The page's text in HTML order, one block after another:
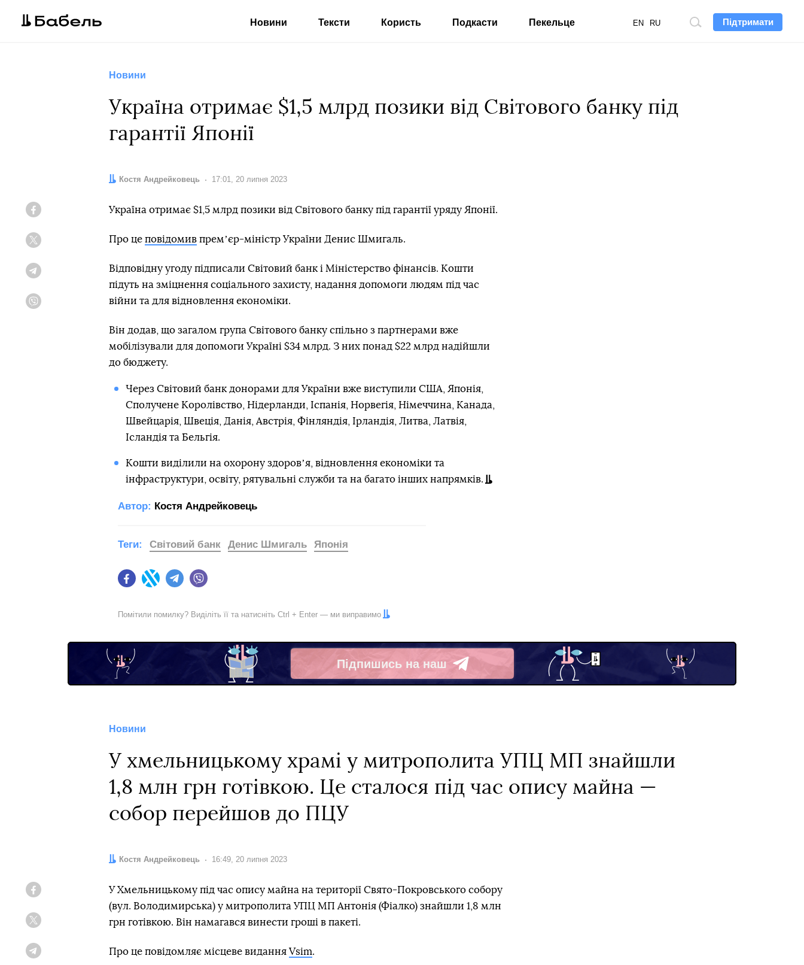
Підтримати
Пошук
EN RU
Новини Тексти Користь Подкасти Пекельце
Новини
Україна отримає $1,5 млрд позики від Світового банку під
гарантії Японії
Автор:
Костя Андрейковець Дата:
17:01, 20 липня 2023
Україна отримає $1,5 млрд позики від Світового банку під гарантії уряду Японії.
Про це повідомив премʼєр-міністр України Денис Шмигаль.
Відповідну угоду підписали Світовий банк і Міністерство фінансів. Кошти
підуть на зміцнення соціального захисту, надання допомоги людям під час
війни та для відновлення економіки.
Він додав, що загалом група Світового банку спільно з партнерами вже
мобілізували для допомоги Україні $34 млрд. З них понад $22 млрд надійшли
до бюджету.
Через Світовий банк донорами для України вже виступили США, Японія,
Сполучене Королівство, Нідерланди, Іспанія, Норвегія, Німеччина, Канада,
Швейцарія, Швеція, Данія, Австрія, Фінляндія, Ірландія, Литва, Латвія,
Ісландія та Бельгія.
Кошти виділили на охорону здоровʼя, відновлення економіки та
інфраструктури, освіту, рятувальні служби та на багато інших напрямків.
Автор: Костя Андрейковець
FacebookTwitter Telegram
Теги: Світовий банк Денис Шмигаль Японія
Помітили помилку? Виділіть її та натисніть Ctrl + Enter — ми виправимо
Підпишись на наш
Telegram
Новини
У хмельницькому храмі у митрополита УПЦ МП знайшли
1,8 млн грн готівкою. Це сталося під час опису майна —
собор перейшов до ПЦУ
Автор:
Костя Андрейковець Дата:
16:49, 20 липня 2023
У Хмельницькому під час опису майна на території Свято-Покровського собору
(вул. Володимирська) у митрополита УПЦ МП Антонія (Фіалко) знайшли 1,8 млн
грн готівкою. Він намагався винести гроші в пакеті.
Про це повідомляє місцеве видання Vsim.